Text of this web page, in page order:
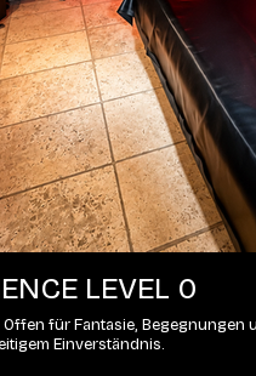
LEVEL 0
für Fantasie,
Einverständnis.